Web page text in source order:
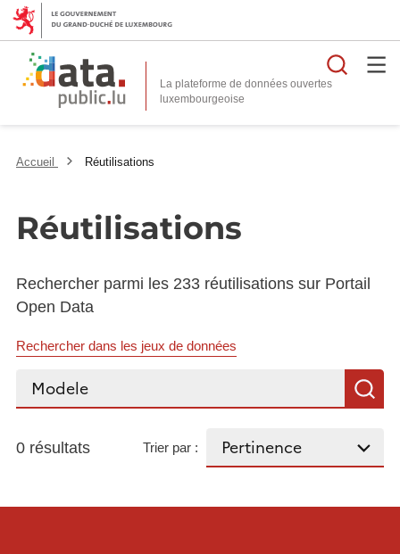
La plateforme de données ouvertes
Accueil Réutilisations
Réutilisations
Rechercher parmi les 233 réutilisations sur Portail
Open Data
Rechercher dans les jeux de données
Rechercher...
0 résultats Trier par :